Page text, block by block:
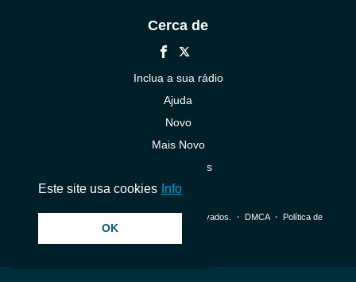
Cerca de
Inclua a sua rádio
Ajuda
Novo
Mais Novo
Contacte-nos
© 2026 InstantAudio. Todos os direitos reservados. ・ DMCA・ Política de
Este site usa cookies Info
OK